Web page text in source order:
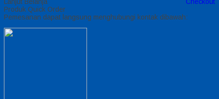
Produk Quick Order
Pemesanan dapat langsung menghubungi kontak dibawah: